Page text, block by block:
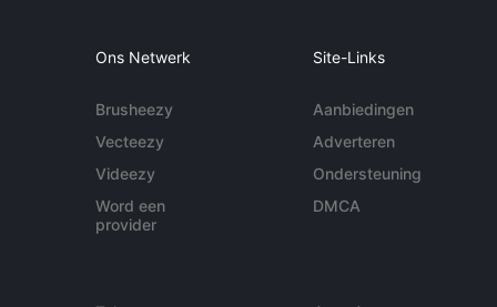
Ons Netwerk
Brusheezy
Vecteezy
Videezy
Word een
provider
Site-Links
Aanbiedingen
Adverteren
Ondersteuning
DMCA